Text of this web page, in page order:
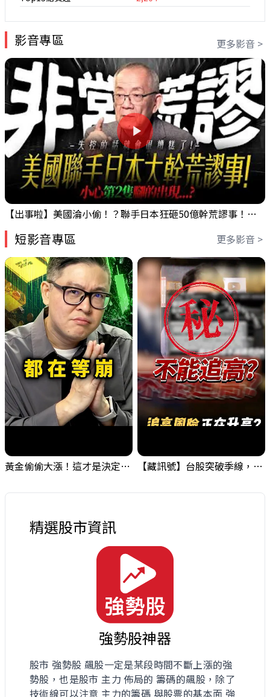
影音專區 更多影音 >
【出事啦】美國淪小偷！？聯手日本狂砸50億幹荒謬事！美元急殺黃金噴發，外資準備血洗台股！？｜ Mr.永年 李｜ 盤後講股 Mr.永年 李 2026 / 08 / 06
短影音專區 更多影音 >
黃金偷偷大漲！這才是決定台股生死的「真風向球」！｜Mr.Jimmy高志銘 #黃金 #美元指數 #聯準會 【藏訊號】台股突破季線，週一我提醒了這個關鍵訊號
精選股市資訊
強勢股神器
股市 強勢股 飆股一定是某段時間不斷上漲的強
勢股，也是股市 主力 佈局的 籌碼的飆股，除了
技術線可以注意 主力的籌碼 與股票的基本面 強